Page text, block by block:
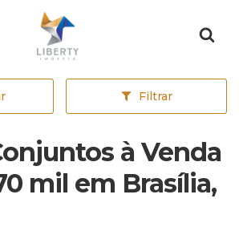
Página inicial
Filtrar
à Venda
mil em Brasília,